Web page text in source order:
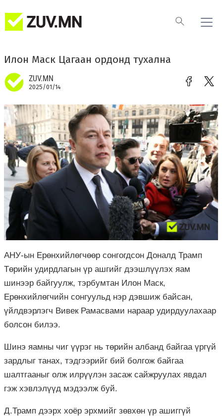
Илон Маск Цагаан ордонд тухална
ZUV.MN
2025/01/14
АНУ-ын Ерөнхийлөгчөөр сонгогдсон Доналд Трамп
Төрийн удирдлагын үр ашгийг дээшлүүлэх яам
шинээр байгуулж, тэрбумтан Илон Маск,
Ерөнхийлөгчийн сонгуульд нэр дэвшиж байсан,
үйлдвэрлэгч Вивек Рамасвами нараар удирдуулахаар
болсон билээ.
Шинэ яамны чиг үүрэг нь төрийн албанд байгаа үргүй
зардлыг танах, тэдгээрийг бий болгож байгаа
шалтгааныг олж илрүүлэн засаж сайжруулах явдал
гэж хэвлэлүүд мэдээлж буй.
Д.Трамп дээрх хоёр эрхмийг зөвхөн үр ашиггүй